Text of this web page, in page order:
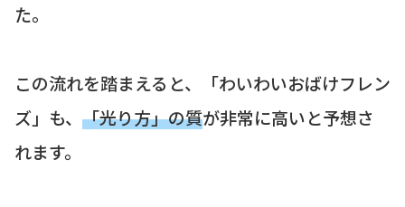
た。
この流れを踏まえると、「わいわいおばけフレン
ズ」も、 「光り方」の質が非常に高いと予想さ
れます。